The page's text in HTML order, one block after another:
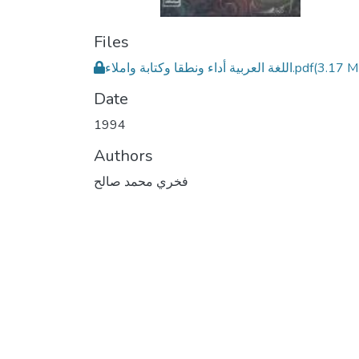
Files
اللغة العربية أداء ونطقا وكتابة واملاء.pdf(3.17
Date
1994
Authors
فخري محمد صالح